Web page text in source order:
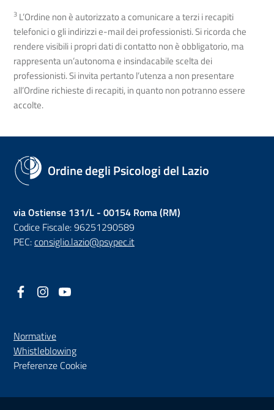
3 L’Ordine non è autorizzato a comunicare a terzi i recapiti
telefonici o gli indirizzi e-mail dei professionisti. Si ricorda che
rendere visibili i propri dati di contatto non è obbligatorio, ma
rappresenta un’autonoma e insindacabile scelta dei
professionisti. Si invita pertanto l’utenza a non presentare
all’Ordine richieste di recapiti, in quanto non potranno essere
accolte.
Ordine degli Psicologi del Lazio
via Ostiense 131/L - 00154 Roma (RM)
Codice Fiscale: 96251290589
PEC:consiglio.lazio@psypec.it
Facebook
(nuova scheda - new tab)
Instagram
(nuova scheda - new tab)
Normative
Whistleblowing(nuova scheda - new tab)
Preferenze Cookie